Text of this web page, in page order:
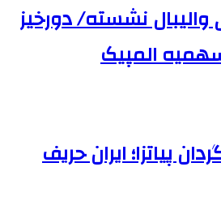
والیبال نشسته/ دورخیز
سهمیه المپیک
پیاتزا؛ ایران حریف